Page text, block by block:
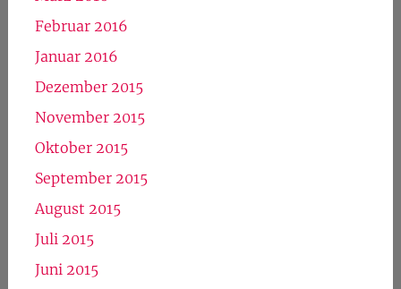
Februar 2016
Januar 2016
Dezember 2015
November 2015
Oktober 2015
September 2015
August 2015
Juli 2015
Juni 2015